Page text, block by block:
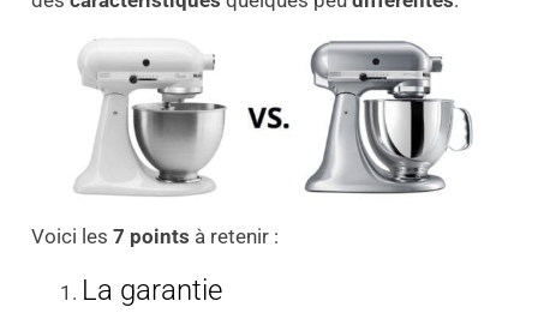
Voici les 7 points à retenir :
La garantie